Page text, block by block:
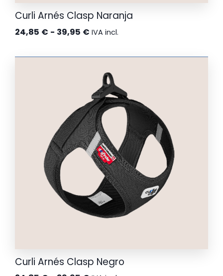
Curli Arnés Clasp Naranja
24,85 € - 39,95 € Rango
precios:
desde
24,85 €
hasta
39,95 €
IVA incl.
Curli Arnés Clasp Negro